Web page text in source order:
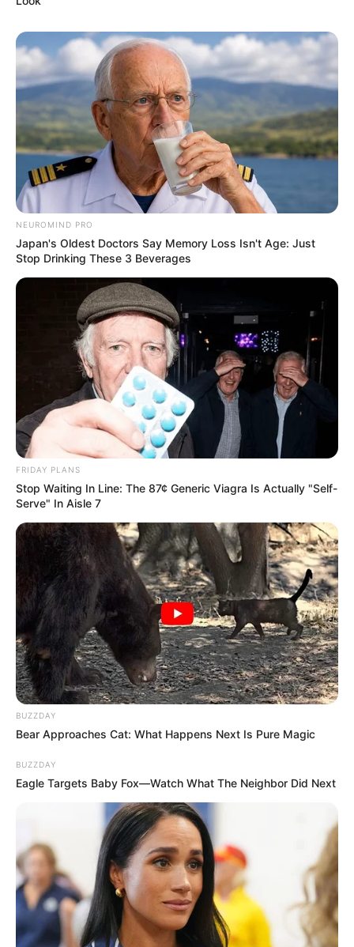
NEUROMIND PRO
Japan's Oldest Doctors Say Memory Loss Isn't Age: Just
Stop Drinking These 3 Beverages
FRIDAY PLANS
Stop Waiting In Line: The 87¢ Generic Viagra Is Actually "Self-
Serve" In Aisle 7
BUZZDAY
Bear Approaches Cat: What Happens Next Is Pure Magic
BUZZDAY
Eagle Targets Baby Fox—Watch What The Neighbor Did Next